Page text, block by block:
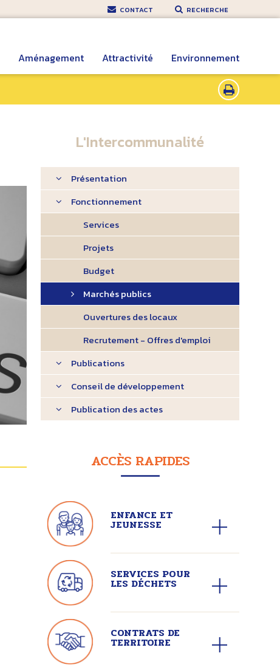
RECHERCHE
CONTACT
Aménagement Attractivité Environnement
L'Intercommunalité
Présentation
Fonctionnement
Services
Projets
Budget
Marchés publics
Ouvertures des locaux
Recrutement - Offres d'emploi
Publications
Conseil de développement
Publication des actes
ACCÈS RAPIDES
ENFANCE ET
JEUNESSE
SERVICES POUR
LES DÉCHETS
CONTRATS DE
TERRITOIRE